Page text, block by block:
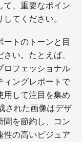
て、重要なポイン
てください。
トのトーンと目
い。たとえば、
ロフェッショナル
ィングレポートで
用して注目を集め
された画像はデザ
間を節約し、コン
性の高いビジュア